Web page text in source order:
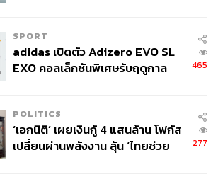
SPORT
adidas เปิดตัว Adizero EVO SL
EXO คอลเล็กชันพิเศษรับฤดูกาล
465
POLITICS
‘เอกนิติ’ เผยเงินกู้ 4 แสนล้าน โฟกัส
เปลี่ยนผ่านพลังงาน ลุ้น ‘ไทยช่วย
277